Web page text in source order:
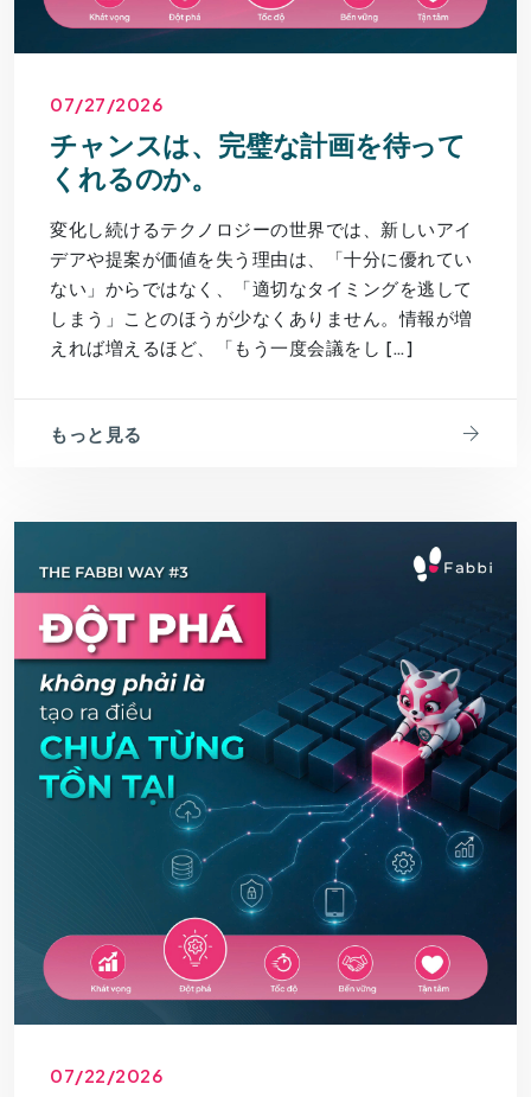
07/27/2026
チャンスは、完璧な計画を待って
くれるのか。
変化し続けるテクノロジーの世界では、新しいアイ
デアや提案が価値を失う理由は、「十分に優れてい
ない」からではなく、「適切なタイミングを逃して
しまう」ことのほうが少なくありません。情報が増
えれば増えるほど、「もう一度会議をし […]
もっと見る
07/22/2026